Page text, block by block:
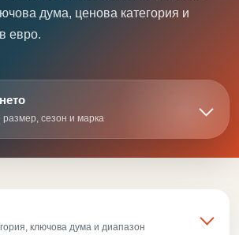
дума, ценова категория и
евро.
сезон и марка
ключова дума и диапазон